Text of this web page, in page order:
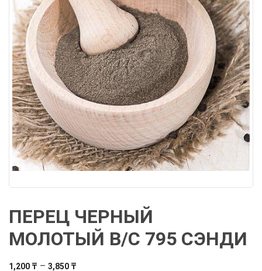
ПЕРЕЦ ЧЕРНЫЙ
МОЛОТЫЙ В/С 795 СЭНДИ
1,200 ₸ – 3,850 ₸